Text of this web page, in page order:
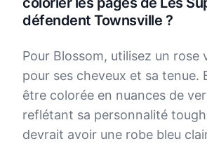
défendent Townsville ?
Pour Blossom, utilisez un rose
pour ses cheveux et sa tenue.
être colorée en nuances de
reflétant sa personnalité
devrait avoir une robe bleu